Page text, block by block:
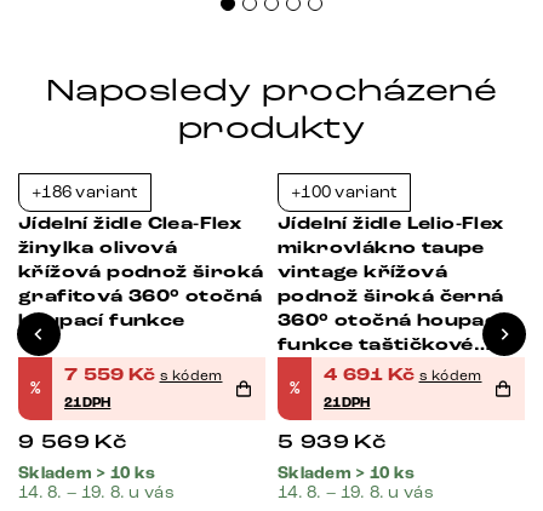
Naposledy procházené
produkty
+186 variant
Jídelní židle Clea-Flex
žinylka olivová
křížová podnož široká
grafitová 360° otočná
houpací funkce
%
7 559 Kč s kódem
21DPH
9 569 Kč
Skladem > 10 ks
14. 8. – 19. 8. u vás
+100 variant
Jídelní židle Lelio-Flex
mikrovlákno taupe
vintage křížová
podnož široká černá
360° otočná houpací
funkce taštičkové
pružiny
%
4 691 Kč s kódem
21DPH
5 939 Kč
Skladem > 10 ks
14. 8. – 19. 8. u vás